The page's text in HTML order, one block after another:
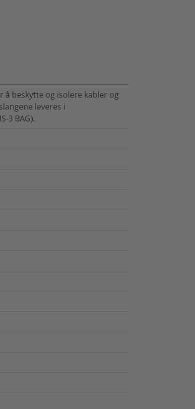
å beskytte og isolere kabler og
leveres i
3 BAG).